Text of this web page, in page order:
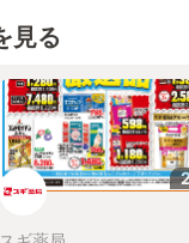
見る